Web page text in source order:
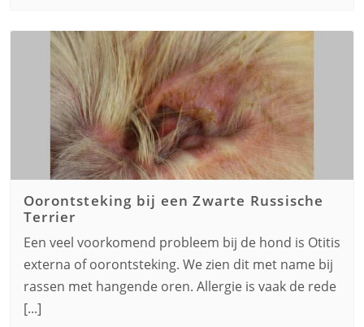
Oorontsteking bij eenZwarte Russische
Terrier
Een veel voorkomend probleem bij de hond is Otitis
externa of oorontsteking. We zien dit met name bij
rassen met hangende oren. Allergie is vaak de rede
[...]